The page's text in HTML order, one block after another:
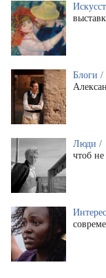
Блоги /
Люди /
чтоб